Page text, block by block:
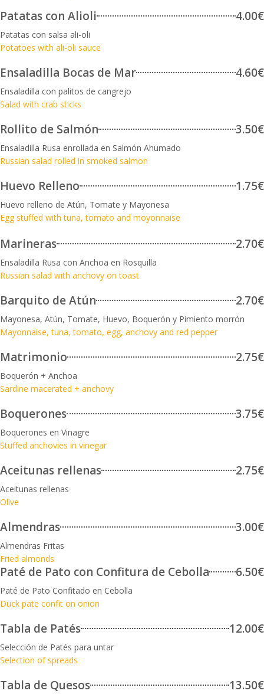
Patatas con Alioli 4.00€
Patatas con salsa ali-oli
Potatoes with ali-oli sauce
Ensaladilla Bocas de Mar 4.60€
Ensaladilla con palitos de cangrejo
Salad with crab sticks
Rollito de Salmón 3.50€
Ensaladilla Rusa enrollada en Salmón Ahumado
Russian salad rolled in smoked salmon
Huevo Relleno 1.75€
Huevo relleno de Atún, Tomate y Mayonesa
Egg stuffed with tuna, tomato and moyonnaise
Marineras 2.70€
Ensaladilla Rusa con Anchoa en Rosquilla
Russian salad with anchovy on toast
Barquito de Atún 2.70€
Mayonesa, Atún, Tomate, Huevo, Boquerón y Pimiento morrón
Mayonnaise, tuna, tomato, egg, anchovy and red pepper
Matrimonio 2.75€
Boquerón + Anchoa
Sardine macerated + anchovy
Boquerones 3.75€
Boquerones en Vinagre
Stuffed anchovies in vinegar
Aceitunas rellenas 2.75€
Aceitunas rellenas
Olive
Almendras 3.00€
Almendras Fritas
Fried almonds
Paté de Pato con Confitura de Cebolla 6.50€
Paté de Pato Confitado en Cebolla
Duck pate confit on onion
Tabla de Patés 12.00€
Selección de Patés para untar
Selection of spreads
Tabla de Quesos 13.50€